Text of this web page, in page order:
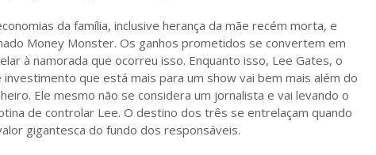
da família, inclusive herança da mãe recém morta, e
Money Monster. Os ganhos prometidos se convertem em
à namorada que ocorreu isso. Enquanto isso, Lee Gates, o
que está mais para um show vai bem mais além do
Ele mesmo não se considera um jornalista e vai levando o
de controlar Lee. O destino dos três se entrelaçam quando
gigantesca do fundo dos responsáveis.